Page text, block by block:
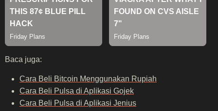
Baca juga:
Cara Beli Bitcoin Menggunakan Rupiah
Cara Beli Pulsa di Aplikasi Gojek
Cara Beli Pulsa di Aplikasi Jenius